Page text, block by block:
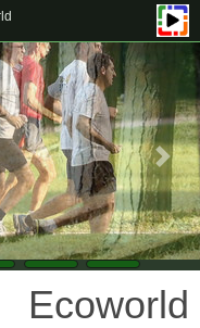
Ecoworld